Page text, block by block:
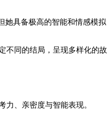
她具备极高的智能和情感模拟
不同的结局，呈现多样化的故
、亲密度与智能表现。